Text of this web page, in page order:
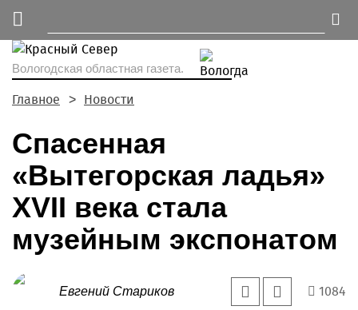
Вологодская областная газета.
Главное Новости
Спасенная
«Вытегорская ладья»
XVII века стала
музейным экспонатом
Евгений Стариков 1084